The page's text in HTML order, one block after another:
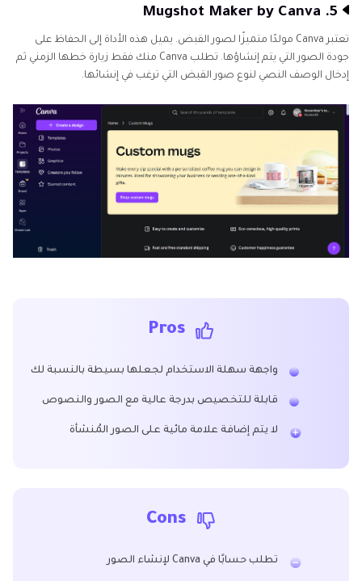
5. Mugshot Maker by Canva
تعتبر Canva مولدًا متميزًا لصور القبض. يميل هذه الأداة إلى الحفاظ على
جودة الصور التي يتم إنشاؤها. تطلب Canva منك فقط زيارة خطها الزمني ثم
إدخال الوصف النصي لنوع صور القبض التي ترغب في إنشائها.
Pros
واجهة سهلة الاستخدام لجعلها بسيطة بالنسبة لك
قابلة للتخصيص بدرجة عالية مع الصور والنصوص
لا يتم إضافة علامة مائية على الصور المُنشأة
Cons
تطلب حسابًا في Canva لإنشاء الصور